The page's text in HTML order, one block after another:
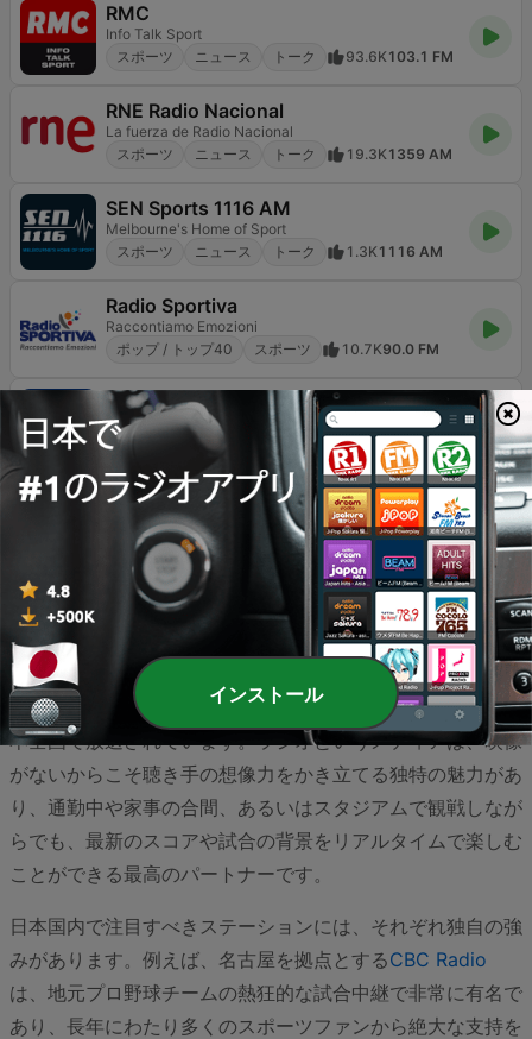
RMC
Info Talk Sport
スポーツ
ニュース トーク 93.6K103.1 FM
RNE Radio Nacional
La fuerza de Radio Nacional
スポーツ
ニュース トーク 19.3K1359 AM
SEN Sports 1116 AM
Melbourne's Home of Sport
スポーツ
ニュース トーク 1.3K1116 AM
Radio Sportiva
Raccontiamo Emozioni
ポップ / トップ40
スポーツ 10.7K90.0 FM
La FM Bogotá
Principales noticias de Colombia y el Mundo en la FM
ロック
スポーツ ニュース 12.7K94.9 FM
日本のスポーツラジオの世界は、情熱的な実況と詳細な解説
によって、リスナーにスタジアムさながらの興奮を届けてい
ます。プロ野球やJリーグなどのメジャースポーツから、地
域に根ざした市民スポーツや学生競技まで、多彩な番組が日
本全国で放送されています。ラジオというメディアは、映像
がないからこそ聴き手の想像力をかき立てる独特の魅力があ
り、通勤中や家事の合間、あるいはスタジアムで観戦しなが
らでも、最新のスコアや試合の背景をリアルタイムで楽しむ
ことができる最高のパートナーです。
日本国内で注目すべきステーションには、それぞれ独自の強
みがあります。例えば、名古屋を拠点とするCBC Radio
は、地元プロ野球チームの熱狂的な試合中継で非常に有名で
あり、長年にわたり多くのスポーツファンから絶大な支持を
インストール